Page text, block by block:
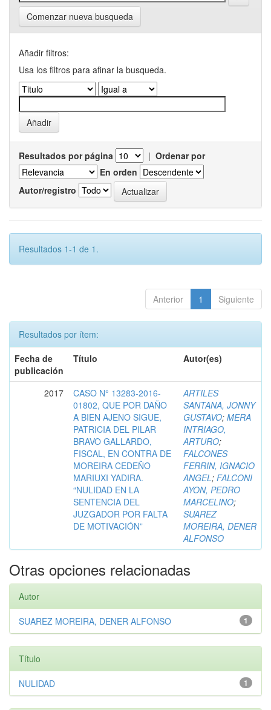
Comenzar nueva busqueda
Añadir filtros:
Usa los filtros para afinar la busqueda.
Resultados por página | Ordenar por
En orden
Autor/registro
Resultados 1-1 de 1.
Anterior 1 Siguiente
Resultados por ítem:
Fecha de
publicación
Título Autor(es)
2017
CASO N° 13283-2016-
01802, QUE POR DAÑO
A BIEN AJENO SIGUE,
PATRICIA DEL PILAR
BRAVO GALLARDO,
FISCAL, EN CONTRA DE
MOREIRA CEDEÑO
MARIUXI YADIRA.
“NULIDAD EN LA
SENTENCIA DEL
JUZGADOR POR FALTA
DE MOTIVACIÓN”
ARTILES
SANTANA, JONNY
GUSTAVO; MERA
INTRIAGO,
ARTURO;
FALCONES
FERRIN, IGNACIO
ANGEL; FALCONI
AYON, PEDRO
MARCELINO;
SUAREZ
MOREIRA, DENER
ALFONSO
Otras opciones relacionadas
Autor
1
SUAREZ MOREIRA, DENER ALFONSO
Título
1
NULIDAD